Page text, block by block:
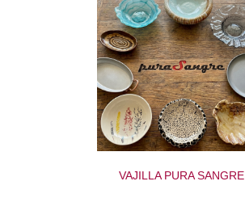
VAJILLA PURA SANGRE